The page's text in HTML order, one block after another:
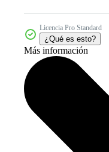
Licencia Pro Standard
¿Qué es esto?
Más información